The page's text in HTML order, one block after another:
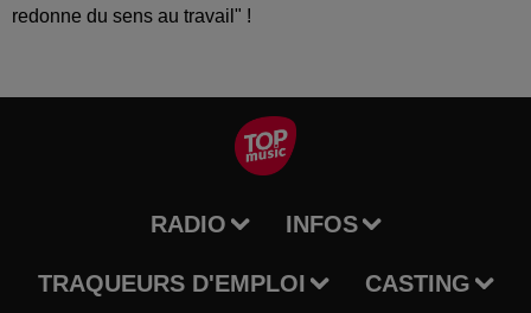
redonne du sens au travail" !
RADIO INFOS
TRAQUEURS D'EMPLOI CASTING